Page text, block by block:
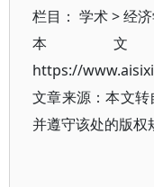
栏目： 学术>经
本
https://
文章来源：本文转
并遵守该处的版权